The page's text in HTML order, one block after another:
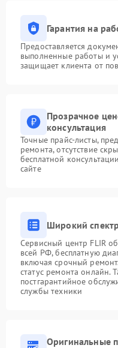
Гарантия на
Предоставляется
выполненные работы и
защищает клиента от
Прозрачное
консультация
Точные прайс-листы,
ремонта, отсутствие
бесплатной
сайте
Широкий
Сервисный центр FLIR
всей РФ, бесплатную
включая срочный
статус ремонта онлайн.
постгарантийное
службы техники
Оригинальные